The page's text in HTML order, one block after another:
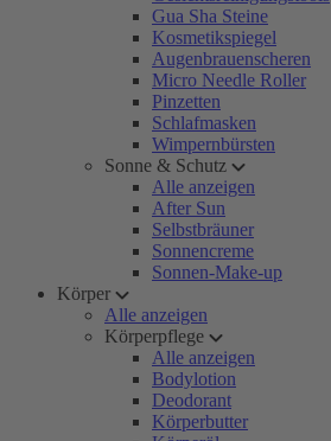
Gua Sha Steine
Kosmetikspiegel
Augenbrauenscheren
Micro Needle Roller
Pinzetten
Schlafmasken
Wimpernbürsten
Sonne & Schutz
Alle anzeigen
After Sun
Selbstbräuner
Sonnencreme
Sonnen-Make-up
Körper
Alle anzeigen
Körperpflege
Alle anzeigen
Bodylotion
Deodorant
Körperbutter